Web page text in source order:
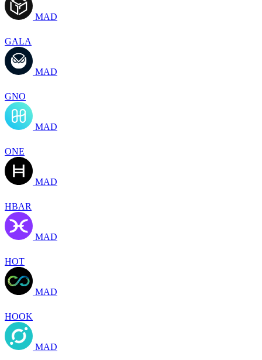
MAD
GALA
MAD
GNO
MAD
ONE
MAD
HBAR
MAD
HOT
MAD
HOOK
MAD